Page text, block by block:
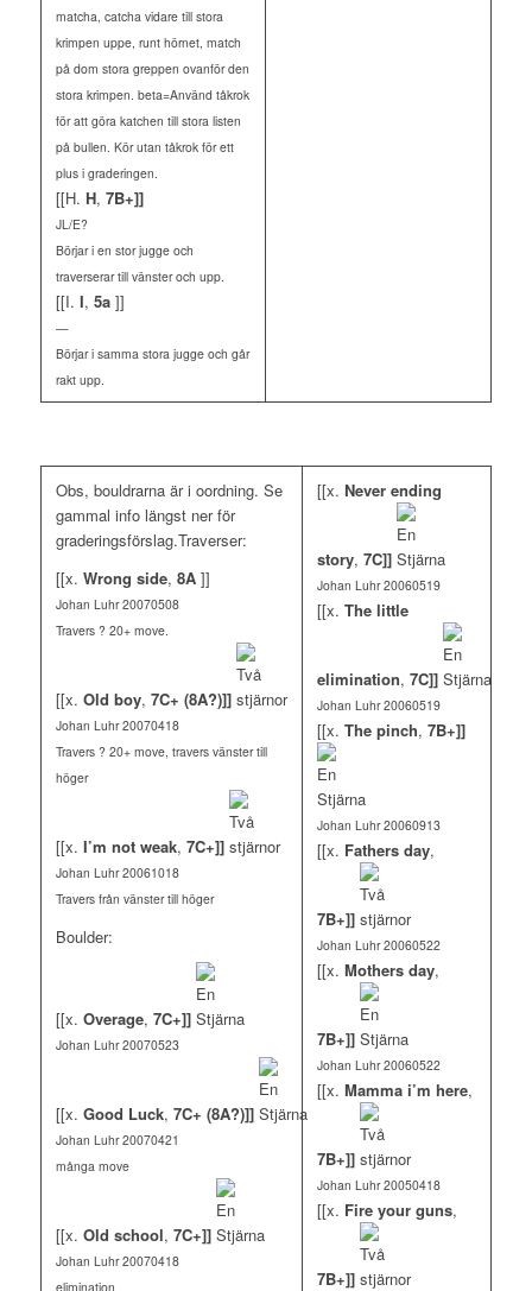
matcha, catcha vidare till stora
krimpen uppe, runt hörnet, match
på dom stora greppen ovanför den
stora krimpen. beta=Använd tåkrok
för att göra katchen till stora listen
på bullen. Kör utan tåkrok för ett
plus i graderingen.
[[H. H, 7B+]]
JL/E?
Börjar i en stor jugge och
traverserar till vänster och upp.
[[I. I, 5a]]
—
Börjar i samma stora jugge och går
rakt upp.
Obs, bouldrarna är i oordning. Se
gammal info längst ner för
graderingsförslag.Traverser:
[[x. Wrong side, 8A]]
Johan Luhr 20070508
Travers ? 20+ move.
[[x. Old boy, 7C+ (8A?)]]
Johan Luhr 20070418
Travers ? 20+ move, travers vänster till
höger
[[x. I’m not weak, 7C+]]
Johan Luhr 20061018
Travers från vänster till höger
Boulder:
[[x. Overage, 7C+]]
Johan Luhr 20070523
[[x. Good Luck, 7C+ (8A?)]]
Johan Luhr 20070421
många move
[[x. Old school, 7C+]]
Johan Luhr 20070418
elimination
[[x. Never ending
story, 7C]]
Johan Luhr 20060519
[[x. The little
elimination, 7C]]
Johan Luhr 20060519
[[x. The pinch, 7B+]]
Johan Luhr 20060913
[[x. Fathers day,
7B+]]
Johan Luhr 20060522
[[x. Mothers day,
7B+]]
Johan Luhr 20060522
[[x. Mamma i’m here,
7B+]]
Johan Luhr 20050418
[[x. Fire your guns,
7B+]]